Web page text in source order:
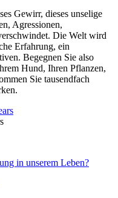
Gewirr, dieses unselige
Agressionen,
Die Welt wird
Erfahrung, ein
Begegnen Sie also
Hund, Ihren Pflanzen,
Sie tausendfach
in unserem Leben?